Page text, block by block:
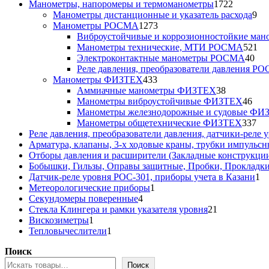
товара
Манометры, напоромеры и термоманометры1722
товара
Манометры дистанционные и указатель расхода99
Манометры РОСМА12731273
товара
Виброустойчивые и коррозионностойкие
Манометры технические, МТИ РОСМА521
Электроконтактные манометры РОСМА4040
Реле давления, преобразователи давления
Манометры ФИЗТЕХ433433
товара
Аммиачные манометры ФИЗТЕХ3838
товаров
Манометры виброустойчивые ФИЗТЕХ4646
Манометры железнодорожные и судовые
Манометры общетехнические ФИЗТЕХ337337
Реле давления, преобразователи давления, датчики-реле
Арматура, клапаны, 3-х ходовые краны, трубки
Отборы давления и расширители (Закладные
Бобышки, Гильзы, Оправы защитные, Пробки, Прокладки
Датчик-реле уровня РОС-301, приборы учета в Казани1
Метеорологические приборы1
Секундомеры поверенные44
товара
Стекла Клингера и рамки указателя уровня21
Вискозиметры1
товар
Тепловычеслители1
Поиск
Поиск